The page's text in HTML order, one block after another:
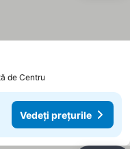
de Centru
Vedeți prețurile